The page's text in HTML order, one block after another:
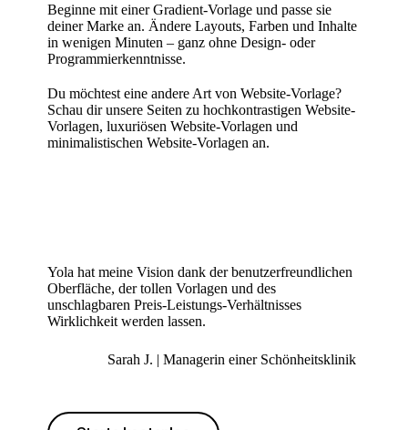
Beginne mit einer Gradient-Vorlage und passe sie
deiner Marke an. Ändere Layouts, Farben und Inhalte
in wenigen Minuten – ganz ohne Design- oder
Programmierkenntnisse.
Du möchtest eine andere Art von Website-Vorlage?
Schau dir unsere Seiten zuhochkontrastigen Website-
Vorlagen,luxuriösen Website-Vorlagen und
minimalistischen Website-Vorlagen an.
Yola hat meine Vision dank der benutzerfreundlichen
Oberfläche, der tollen Vorlagen und des
unschlagbaren Preis-Leistungs-Verhältnisses
Wirklichkeit werden lassen.
Sarah J. | Managerin einer Schönheitsklinik